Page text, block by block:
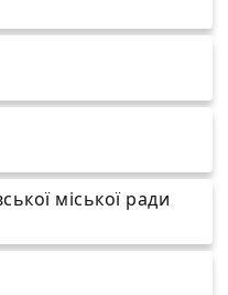
міської ради